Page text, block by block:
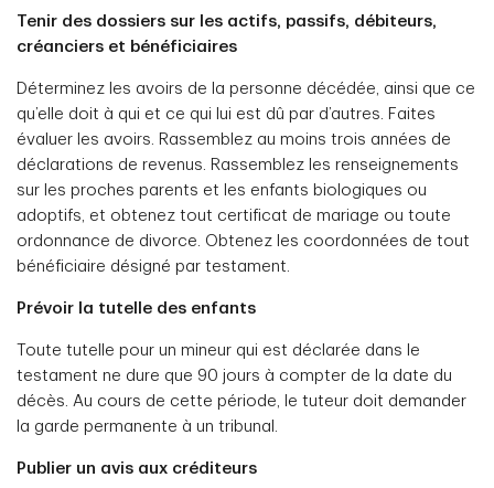
Tenir des dossiers sur les actifs, passifs, débiteurs,
créanciers et bénéficiaires
Déterminez les avoirs de la personne décédée, ainsi que ce
qu’elle doit à qui et ce qui lui est dû par d’autres. Faites
évaluer les avoirs. Rassemblez au moins trois années de
déclarations de revenus. Rassemblez les renseignements
sur les proches parents et les enfants biologiques ou
adoptifs, et obtenez tout certificat de mariage ou toute
ordonnance de divorce. Obtenez les coordonnées de tout
bénéficiaire désigné par testament.
Prévoir la tutelle des enfants
Toute tutelle pour un mineur qui est déclarée dans le
testament ne dure que 90 jours à compter de la date du
décès. Au cours de cette période, le tuteur doit demander
la garde permanente à un tribunal.
Publier un avis aux créditeurs